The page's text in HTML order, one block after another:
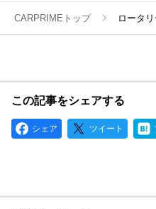
CARPRIMEトップ ロータ
この記事をシェアする
シェア ツイート